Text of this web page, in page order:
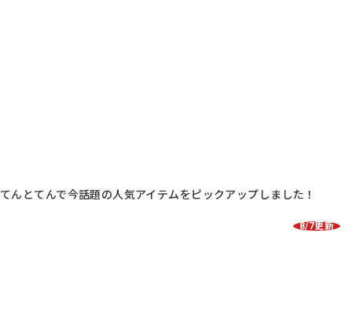
てんとてんで今話題の人気アイテムをピックアップしました！
8/7更新